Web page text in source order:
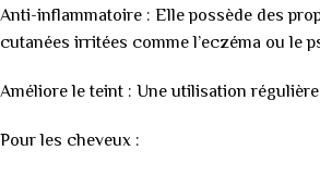
Anti-inflammatoire : Elle possède des
cutanées irritées comme l’eczéma ou le
Améliore le teint : Une utilisation
Pour les cheveux :